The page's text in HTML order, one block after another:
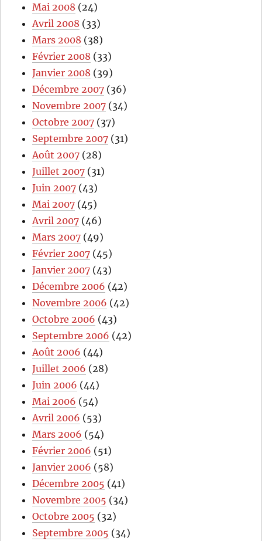
Mai 2008 (24)
Avril 2008 (33)
Mars 2008 (38)
Février 2008 (33)
Janvier 2008 (39)
Décembre 2007 (36)
Novembre 2007 (34)
Octobre 2007 (37)
Septembre 2007 (31)
Août 2007 (28)
Juillet 2007 (31)
Juin 2007 (43)
Mai 2007 (45)
Avril 2007 (46)
Mars 2007 (49)
Février 2007 (45)
Janvier 2007 (43)
Décembre 2006 (42)
Novembre 2006 (42)
Octobre 2006 (43)
Septembre 2006 (42)
Août 2006 (44)
Juillet 2006 (28)
Juin 2006 (44)
Mai 2006 (54)
Avril 2006 (53)
Mars 2006 (54)
Février 2006 (51)
Janvier 2006 (58)
Décembre 2005 (41)
Novembre 2005 (34)
Octobre 2005 (32)
Septembre 2005 (34)